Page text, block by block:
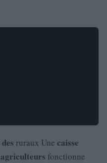
des ruraux Une caisse
agriculteurs fonctionne